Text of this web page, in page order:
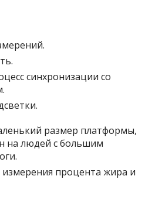
синхронизации со
размер платформы,
на людей с большим
измерения процента жира и